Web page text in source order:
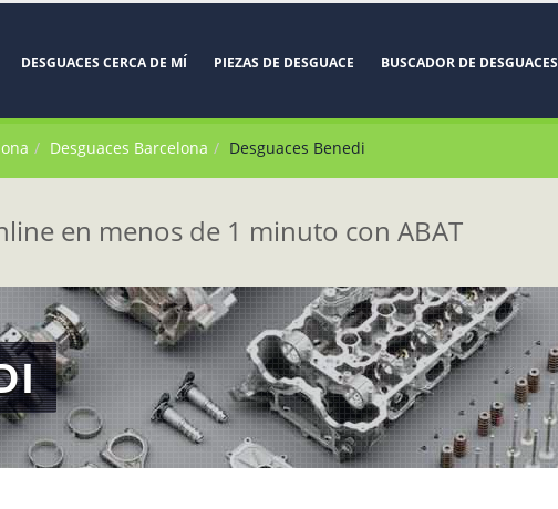
DESGUACES CERCA DE MÍ PIEZAS DE DESGUACE BUSCADOR DE DESGUACES
Desguaces Barcelona Desguaces Benedi
en menos de 1 minuto con ABAT